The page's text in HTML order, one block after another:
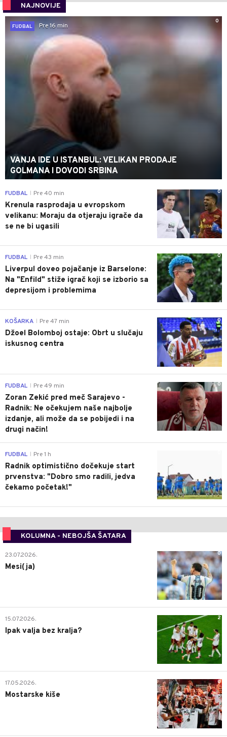
NAJNOVIJE
0
FUDBAL
Pre 16 min
VANJA IDE U ISTANBUL: VELIKAN PRODAJE
GOLMANA I DOVODI SRBINA
0
FUDBAL Pre 40 min
Krenula rasprodaja u evropskom
velikanu: Moraju da otjeraju igrače da
se ne bi ugasili
0
FUDBAL Pre 43 min
Liverpul doveo pojačanje iz Barselone:
Na "Enfild" stiže igrač koji se izborio sa
depresijom i problemima
0
KOŠARKA Pre 47 min
Džoel Bolomboj ostaje: Obrt u slučaju
iskusnog centra
0
FUDBAL Pre 49 min
Zoran Zekić pred meč Sarajevo -
Radnik: Ne očekujem naše najbolje
izdanje, ali može da se pobijedi i na
drugi način!
FUDBAL Pre 1 h
Radnik optimistično dočekuje start
prvenstva: "Dobro smo radili, jedva
čekamo početak!"
KOLUMNA - NEBOJŠA ŠATARA
0
23.07.2026.
Mesi(ja)
2
15.07.2026.
Ipak valja bez kralja?
0
17.05.2026.
Mostarske kiše